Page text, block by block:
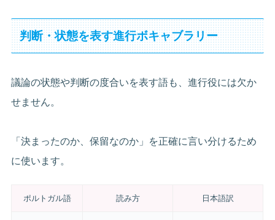
判断・状態を表す進行ボキャブラリー
議論の状態や判断の度合いを表す語も、進行役には欠か
せません。
「決まったのか、保留なのか」を正確に言い分けるため
に使います。
ポルトガル語 読み方 日本語訳